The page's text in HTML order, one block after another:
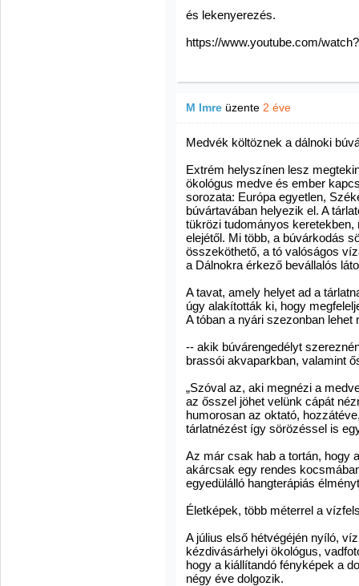
és lekenyerezés.
https://www.youtube.com/
M Imre üzente 2 éve
Medvék költöznek a dálnoki
Extrém helyszínen lesz
ökológus medve és ember
sorozata: Európa egyetlen,
búvártavában helyezik el. A
tükrözi tudományos
elejétől. Mi több, a búvárkodás
összeköthető, a tó valóságos
a Dálnokra érkező bevállalós
A tavat, amely helyet ad a
úgy alakították ki, hogy
A tóban a nyári szezonban
-- akik búvárengedélyt
brassói akvaparkban, valamint
„Szóval az, aki megnézi a
az ősszel jöhet velünk cápát
humorosan az oktató,
tárlatnézést így sörözéssel is
Az már csak hab a tortán, hogy
akárcsak egy rendes
egyedülálló hangterápiás
Életképek, több méterrel a
A július első hétvégéjén nyíló,
kézdivásárhelyi ökológus,
hogy a kiállítandó fényképek a
négy éve dolgozik.